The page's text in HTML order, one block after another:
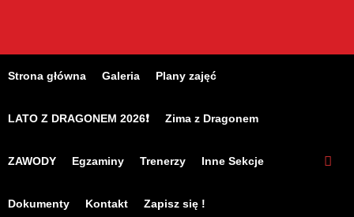
Strona główna Galeria Plany zajęć
LATO Z DRAGONEM 2026❗ Zima z Dragonem
ZAWODY Egzaminy Trenerzy Inne Sekcje
Dokumenty Kontakt Zapisz się !